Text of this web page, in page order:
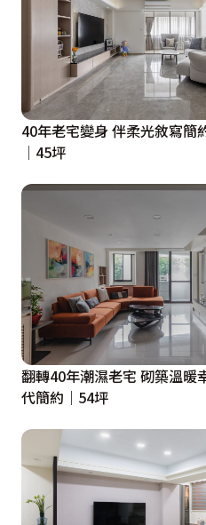
露台
面對著寬闊綠意的綠台，
方松圍塑自然悠閒感，地
時光。
40年老宅變身 伴柔光敘寫簡
│45坪
翻轉40年潮濕老宅 砌築溫暖
代簡約｜54坪